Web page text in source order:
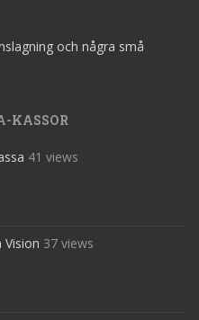
och några små
KASSOR
41 views
Vision 37 views